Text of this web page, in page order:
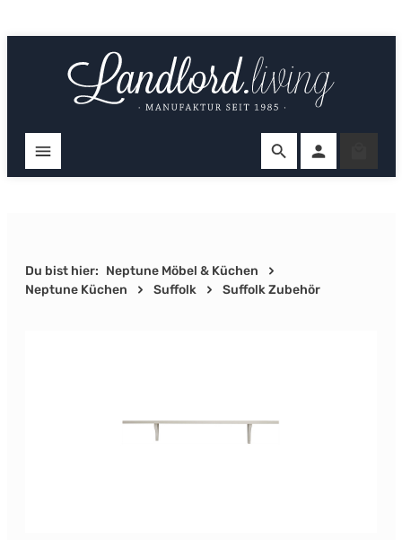
Du bist hier: Neptune Möbel & Küchen
Neptune Küchen
Suffolk Suffolk Zubehör